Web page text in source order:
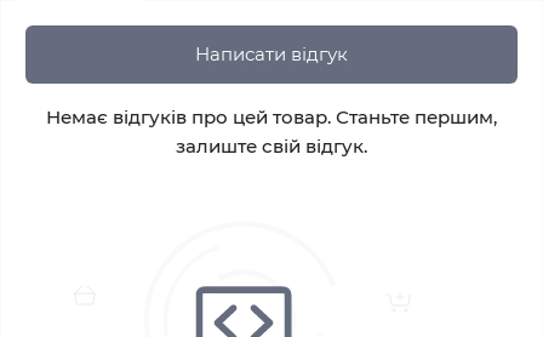
Написати відгук
Немає відгуків про цей товар. Станьте першим,
залиште свій відгук.